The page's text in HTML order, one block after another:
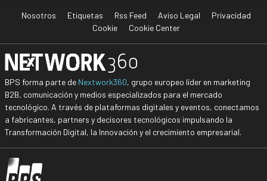
Nosotros Etiquetas Rss Feed Aviso Legal
Privacidad
Cookie
Cookie Center
BPS forma parte de Nextwork360, grupo europeo líder en marketing
B2B, comunicación y medios especializados para el mercado
tecnológico. A través de plataformas digitales y eventos, conectamos
a fabricantes, partners y decisores tecnológicos impulsando la
Transformación Digital, la Innovación y el crecimiento empresarial.